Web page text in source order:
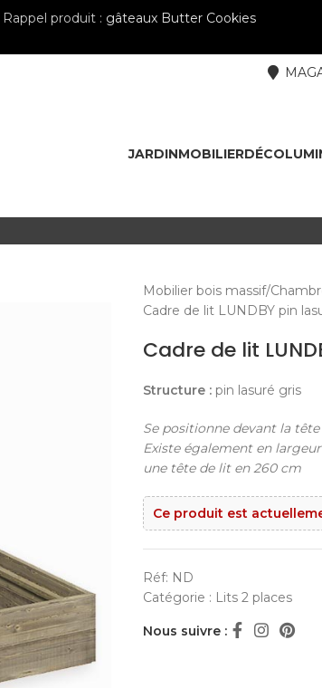
Rappel produit : gâteaux Butter Cookies
JARDINMOBILIERDÉCO
Mobilier bois massif
Cadre de lit LUNDBY pin
Cadre de lit
Structure :pin lasuré gris
Se positionne devant la
Existe également en
une tête de lit en 260 cm
Ce produit est
Réf: ND
Catégorie : Lits 2 places
Nous suivre :